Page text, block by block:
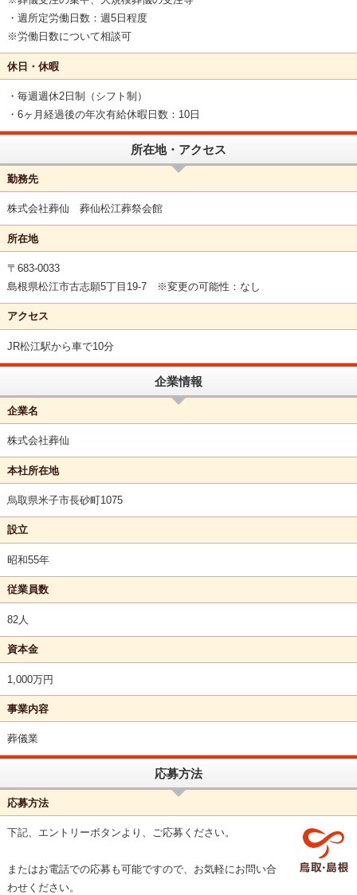
・週所定労働日数：週5日程度
※労働日数について相談可
休日・休暇
・毎週週休2日制（シフト制）
・6ヶ月経過後の年次有給休暇日数：10日
所在地・アクセス
勤務先
株式会社葬仙 葬仙松江葬祭会館
所在地
〒683-0033
島根県松江市古志願5丁目19-7 ※変更の可能性：なし
アクセス
JR松江駅から車で10分
企業情報
企業名
株式会社葬仙
本社所在地
烏取県米子市長砂町1075
設立
昭和55年
従業員数
82人
資本金
1,000万円
事業内容
葬儀業
応募方法
応募方法
下記、エントリーボタンより、ご応募ください。
またはお電話での応募も可能ですので、お気軽にお問い合
わせください。